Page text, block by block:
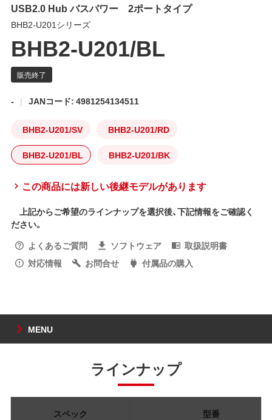
USB2.0 Hub バスパワー 2ポートタイプ
BHB2-U201シリーズ
BHB2-U201/BL
- JANコード: 4981254134511
BHB2-U201/SV BHB2-U201/RD
BHB2-U201/BL BHB2-U201/BK
この商品には新しい後継モデルがあります
上記からご希望のラインナップを選択後、下記情報をご確認く
ださい。
よくあるご質問
ソフトウェア
取扱説明書
対応情報
お問合せ 付属品の購入
MENU
ラインナップ
スペック 型番